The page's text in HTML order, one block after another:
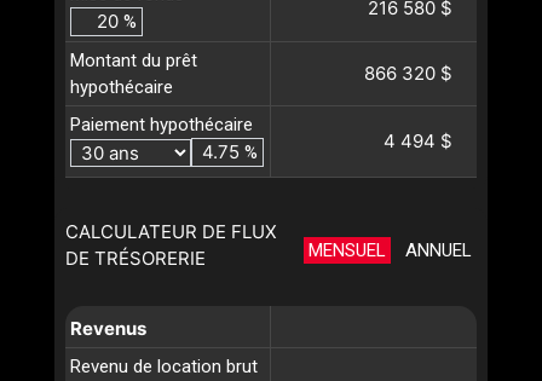
%
216 580 $
Montant du prêt
hypothécaire
866 320 $
Paiement hypothécaire
%
4 494 $
CALCULATEUR DE FLUX
DE TRÉSORERIE
MENSUEL ANNUEL
Revenus
Revenu de location brut